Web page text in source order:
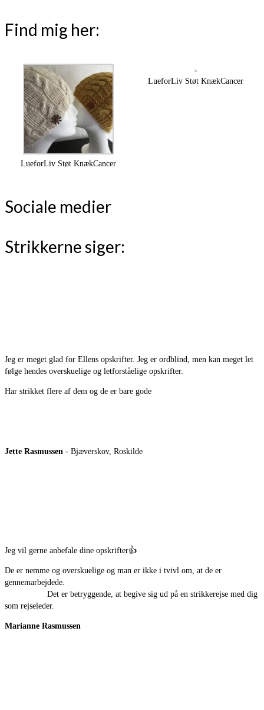
Find mig her:
LueforLiv Støt KnækCancer
LueforLiv Støt KnækCancer
Sociale medier
Strikkerne siger:
Jeg er meget glad for Ellens opskrifter. Jeg er ordblind, men kan meget let
følge hendes overskuelige og letforståelige opskrifter.
Har strikket flere af dem og de er bare gode
Jette Rasmussen - Bjæverskov, Roskilde
Jeg vil gerne anbefale dine opskrifter👍
De er nemme og overskuelige og man er ikke i tvivl om, at de er
gennemarbejdede.
Det er betryggende, at begive sig ud på en strikkerejse med dig
som rejseleder.
Marianne Rasmussen